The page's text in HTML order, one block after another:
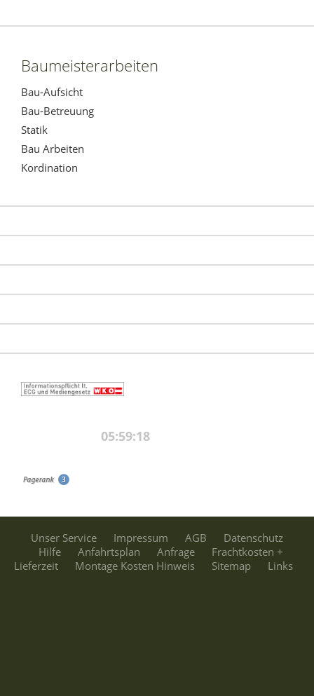
Baumeisterarbeiten
Bau-Aufsicht
Bau-Betreuung
Statik
Bau Arbeiten
Kordination
Unser Service Impressum AGB
Datenschutz
Hilfe
Anfahrtsplan Anfrage
Frachtkosten +
Lieferzeit
Montage Kosten Hinweis Sitemap Links